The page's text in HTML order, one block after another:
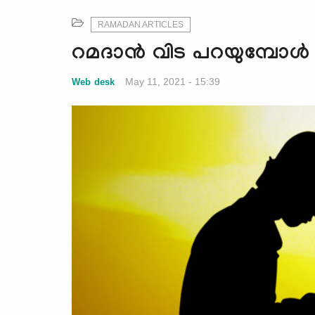
RAMADAN ARTICLES
റമദാന്‍ വിട പറയുമ്പോള്‍
Web desk May 11, 2021 - 15:39